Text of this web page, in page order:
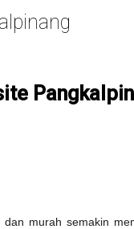
murah semakin